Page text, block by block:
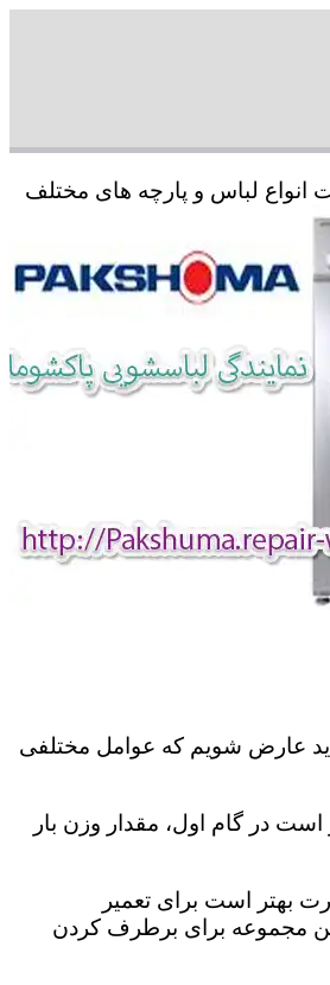
انواع لباس و پارچه های مختلف
عارض شویم که عوامل مختلفی
در گام اول، مقدار وزن بار
بهتر است برای تعمیر
مجموعه برای برطرف کردن